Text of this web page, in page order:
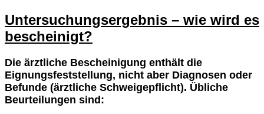
Untersuchungsergebnis – wie wird es
bescheinigt?
Die ärztliche Bescheinigung enthält die
Eignungsfeststellung, nicht aber Diagnosen oder
Befunde (ärztliche Schweigepflicht). Übliche
Beurteilungen sind: